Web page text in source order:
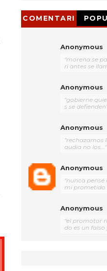
COMENTARI
Anonymous
"morena se
ri antes se
Anonymous
"gobierne
s se
Anonymous
"rechazamos
audia no los..."
Anonymous
"nunca
mi prometido
Anonymous
"el promotor
do es un